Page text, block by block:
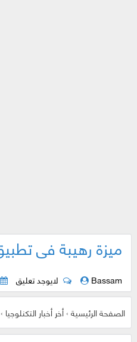
Bassam لايوجد تعليق
الصفحة الرئيسية›أخر أخبار التكنلوجيا›